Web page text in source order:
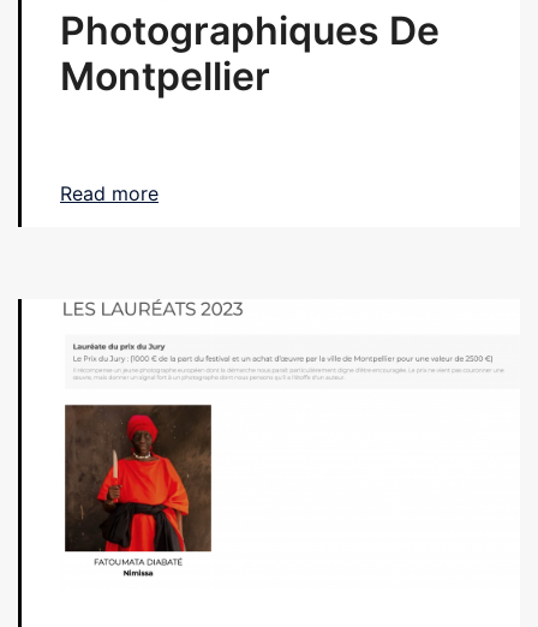
Photographiques De
Montpellier
Read more